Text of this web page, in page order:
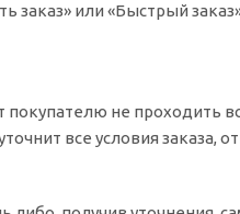
заказ» или «Быстрый
не проходить
все условия заказа,